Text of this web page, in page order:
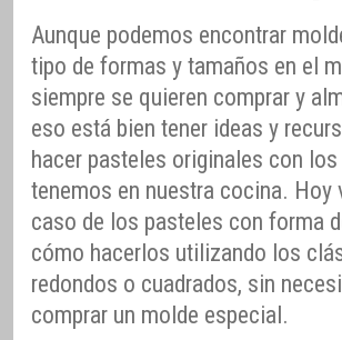
Aunque podemos encontrar
tipo de formas y tamaños en el
siempre se quieren comprar y
eso está bien tener ideas y
hacer pasteles originales con
tenemos en nuestra cocina. Hoy
caso de los pasteles con forma
cómo hacerlos utilizando los
redondos o cuadrados, sin
comprar un molde especial.